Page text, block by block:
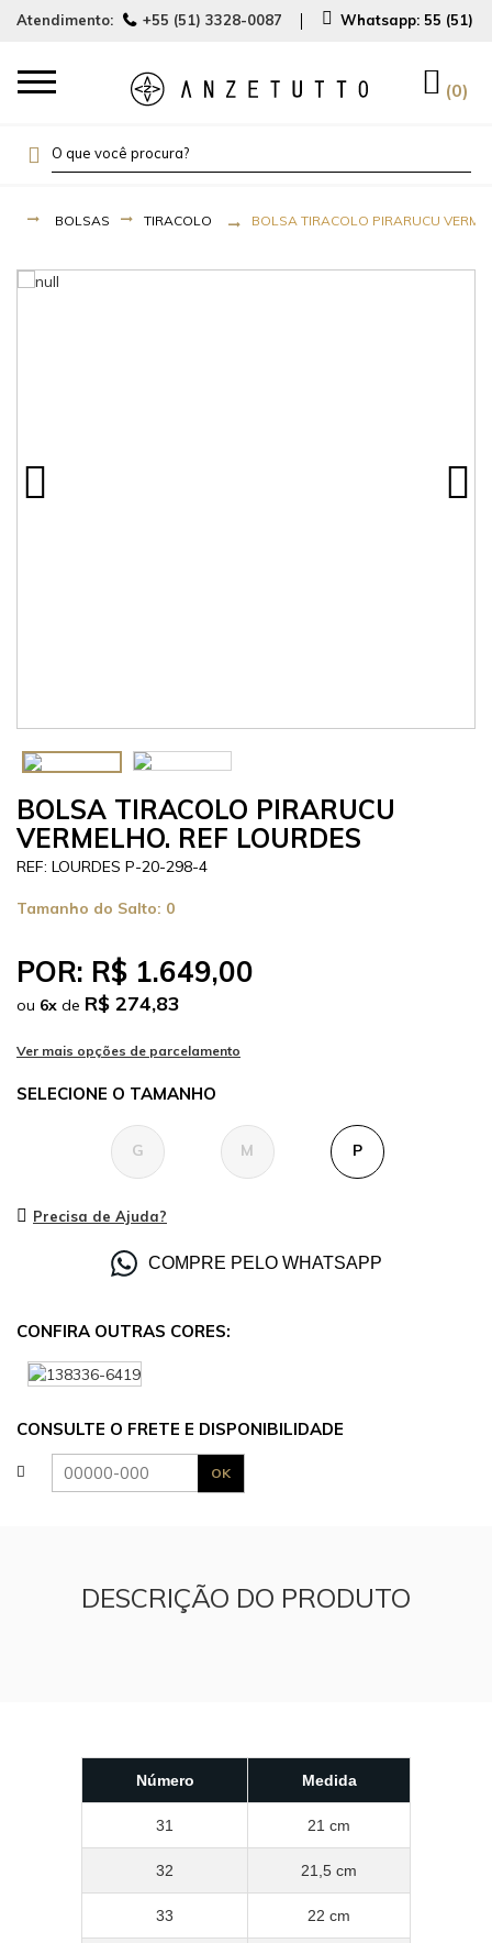
Atendimento: +55 (51) 3328-0087 Whatsapp: 55 (51)
0
BOLSAS TIRACOLO BOLSA TIRACOLO PIRARUCU
BOLSA TIRACOLO PIRARUCU
VERMELHO. REF LOURDES
LOURDES P-20-298-4
Tamanho do Salto: 0
POR: R$ 1.649,00
ou 6x de R$ 274,83
TAMANHO
G M P
Precisa de Ajuda?
COMPRE PELO WHATSAPP
CONFIRA OUTRAS CORES:
CONSULTE O FRETE E DISPONIBILIDADE
DESCRIÇÃO DO PRODUTO
Número Medida
31 21 cm
32 21,5 cm
33 22 cm